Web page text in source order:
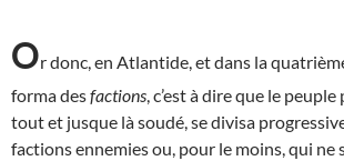
Or donc, en Atlantide, et dans la
forma desfactions , c’est à dire que le
tout et jusque là soudé, se divisa
factions ennemies ou, pour le moins, qui ne